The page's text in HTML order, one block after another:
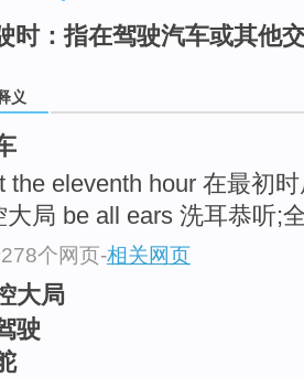
时：指在驾驶汽车或其他
义
the eleventh hour 在最初
大局 be all ears 洗耳恭听;
个网页-相关网页
大局
驶